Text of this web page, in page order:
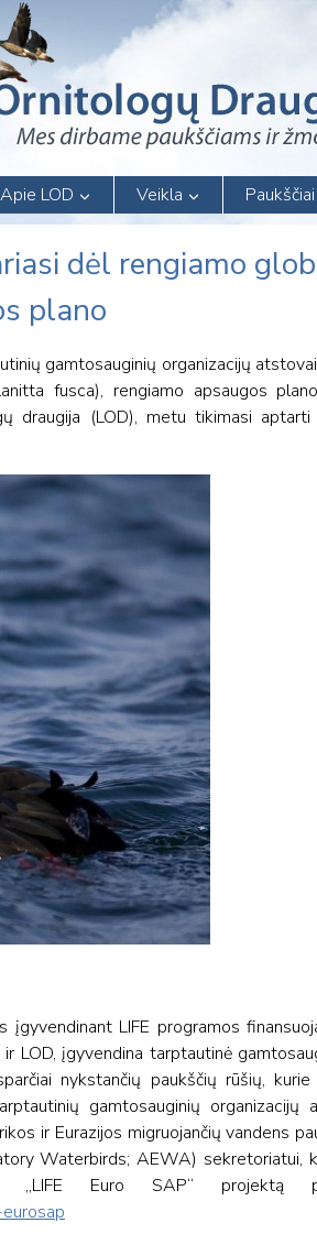
Apie LOD Veikla Paukščiai
dėl rengiamo
plano
gamtosauginių organizacijų
fusca), rengiamo apsaugos
draugija (LOD), metu tikimasi
LIFE programos
įgyvendina tarptautinė
nykstančių paukščių rūšių,
gamtosauginių organizacijų
ir Eurazijos migruojančių vandens
Waterbirds; AEWA) sekretoriatui,
„LIFE Euro SAP“ projektą